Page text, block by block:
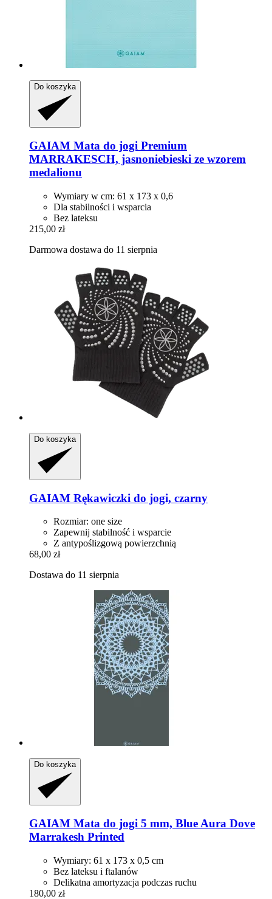
Do koszyka
GAIAM Mata do jogi Premium
MARRAKESCH, jasnoniebieski ze wzorem
medalionu
Wymiary w cm: 61 x 173 x 0,6
Dla stabilności i wsparcia
Bez lateksu
215,00 zł
Darmowa dostawa do 11 sierpnia
Do koszyka
GAIAM Rękawiczki do jogi, czarny
Rozmiar: one size
Zapewnij stabilność i wsparcie
Z antypoślizgową powierzchnią
68,00 zł
Dostawa do 11 sierpnia
Do koszyka
GAIAM Mata do jogi 5 mm, Blue Aura Dove
Marrakesh Printed
Wymiary: 61 x 173 x 0,5 cm
Bez lateksu i ftalanów
Delikatna amortyzacja podczas ruchu
180,00 zł